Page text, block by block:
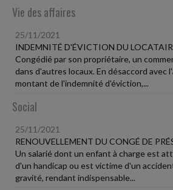
Vie des affaires
25/11/2021
INDEMNITÉ D'ÉVICTION DU
Congédié par son propriétaire, un
dans d'autres locaux. En désaccord avec
montant de l'indemnité d'éviction,...
Social
25/11/2021
RENOUVELLEMENT DU CONGÉ DE
Un salarié dont un enfant à charge est
d'un handicap ou est victime d'un
gravité, rendant indispensable...